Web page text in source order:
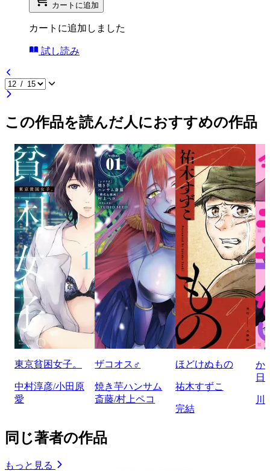
カートに追加
カートに追加しました
試し読み
この作品を読んだ人におすすめの作品
東京貧困女子。
中村淳彦/小田原
愛
ザコオス♂
焼き芋ハンサム
斎藤/村上ペコ
ほどけぬもの
祐木すずこ
完結
か
日
川
同じ著者の作品
もっと見る